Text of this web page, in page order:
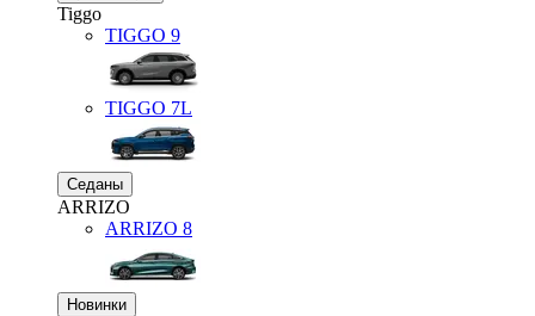
Tiggo
TIGGO 9
TIGGO 7L
Седаны
ARRIZO
ARRIZO 8
Новинки